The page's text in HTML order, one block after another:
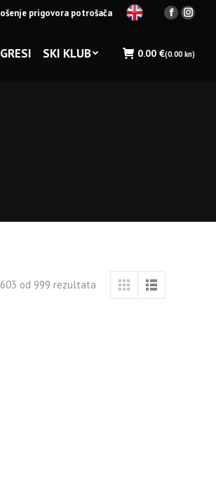
prigovora potrošača
Facebook
in
in
SKI KLUB 0.00 €(0.00 kn)
od 999 rezultata